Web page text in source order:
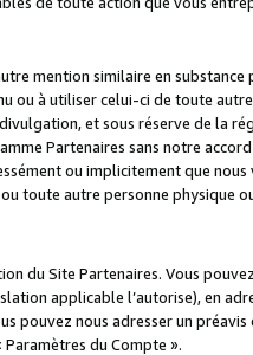
mention similaire en
à utiliser celui-ci de toute
et sous réserve de la
Partenaires sans notre
ou implicitement que
toute autre personne physique
du Site Partenaires. Vous
applicable l’autorise), en
pouvez nous adresser un
du Compte ».